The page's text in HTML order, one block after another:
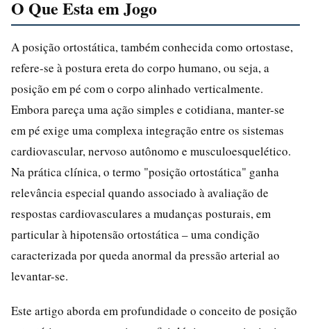
O Que Esta em Jogo
A posição ortostática, também conhecida como ortostase,
refere-se à postura ereta do corpo humano, ou seja, a
posição em pé com o corpo alinhado verticalmente.
Embora pareça uma ação simples e cotidiana, manter-se
em pé exige uma complexa integração entre os sistemas
cardiovascular, nervoso autônomo e musculoesquelético.
Na prática clínica, o termo "posição ortostática" ganha
relevância especial quando associado à avaliação de
respostas cardiovasculares a mudanças posturais, em
particular à hipotensão ortostática – uma condição
caracterizada por queda anormal da pressão arterial ao
levantar-se.
Este artigo aborda em profundidade o conceito de posição